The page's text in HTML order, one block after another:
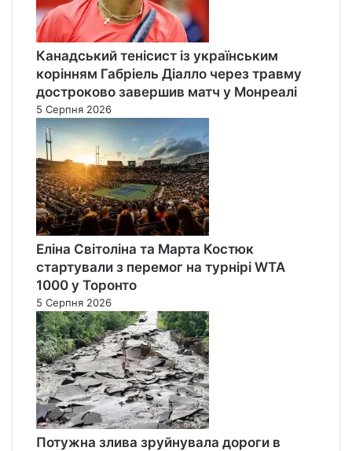
Канадський тенісист із українським
корінням Габріель Діалло через травму
достроково завершив матч у Монреалі
5 Серпня 2026
Еліна Світоліна та Марта Костюк
стартували з перемог на турнірі WTA
1000 у Торонто
5 Серпня 2026
Потужна злива зруйнувала дороги в